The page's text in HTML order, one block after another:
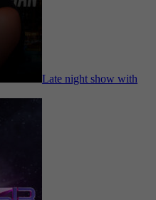
Late night show with